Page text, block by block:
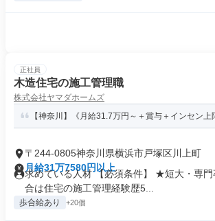
正社員
木造住宅の施工管理職
株式会社ヤマダホームズ
【神奈川】《月給31.7万円～＋賞与＋インセン上
〒244-0805神奈川県横浜市戸塚区川上町
月給31万7580円以上
求めている人材 【必須条件】 ★短大・専
合は住宅の施工管理経験歴5...
歩合給あり +20個